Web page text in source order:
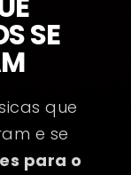
SE
que
e se
para o